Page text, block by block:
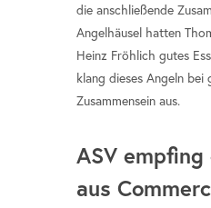
die anschließende
Angelhäusel hatten
Heinz Fröhlich gutes
klang dieses Angeln bei
Zusammensein aus.
ASV
aus